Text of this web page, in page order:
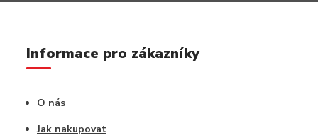
Informace pro zákazníky
O nás
Jak nakupovat